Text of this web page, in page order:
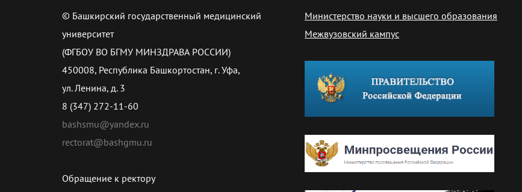
© Башкирский государственный медицинский
университет
(ФГБОУ ВО БГМУ МИНЗДРАВА РОССИИ)
450008, Республика Башкортостан, г. Уфа,
ул. Ленина, д. 3
8 (347) 272-11-60
bashsmu@yandex.ru
rectorat@bashgmu.ru
Обращение к ректору
Министерство науки и высшего образования
Межвузовский кампус